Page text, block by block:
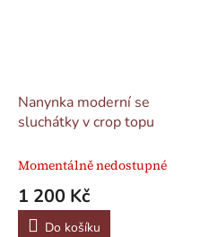
Nanynka moderní se
sluchátky v crop topu
Momentálně nedostupné
1 200 Kč
Do košíku